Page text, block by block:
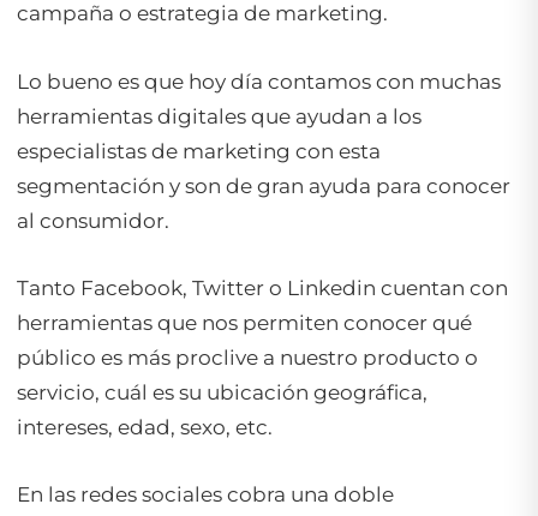
campaña o estrategia de marketing.
Lo bueno es que hoy día contamos con muchas
herramientas digitales que ayudan a los
especialistas de marketing con esta
segmentación y son de gran ayuda para conocer
al consumidor.
Tanto Facebook, Twitter o Linkedin cuentan con
herramientas que nos permiten conocer qué
público es más proclive a nuestro producto o
servicio, cuál es su ubicación geográfica,
intereses, edad, sexo, etc.
En las redes sociales cobra una doble